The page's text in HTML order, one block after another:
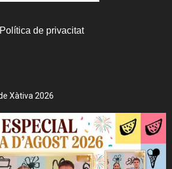
Política de privacitat
Xàtiva 2026